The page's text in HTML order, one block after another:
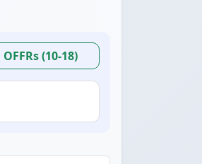
OFFRs (10-18)